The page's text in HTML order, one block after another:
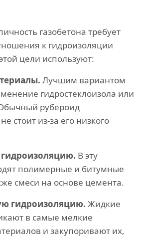
газобетона требует
к гидроизоляции
цели используют:
Лучшим вариантом
гидростеклоизола или
рубероид
стоит из-за его низкого
В эту
полимерные и битумные
смеси на основе цемента.
гидроизоляцию. Жидкие
в самые мелкие
и закупоривают их,